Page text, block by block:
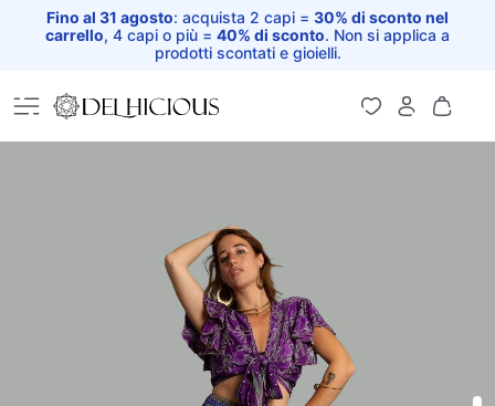
Fino al 31 agosto: acquista 2 capi = 30% di sconto nel
carrello, 4 capi o più = 40% di sconto. Non si applica a
prodotti scontati e gioielli.
Home